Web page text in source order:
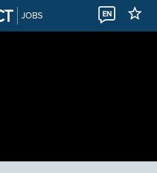
JOBS EN